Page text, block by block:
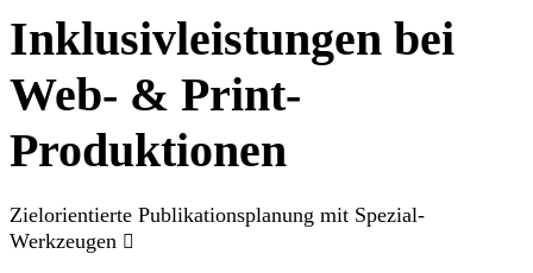
Inklusivleistungen bei
Web- & Print-
Produktionen
Zielorientierte Publikationsplanung mit Spezial-
Werkzeugen